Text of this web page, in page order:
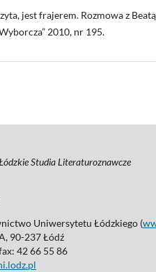
jest frajerem. Rozmowa z
2010, nr 195.
Studia Literaturoznawcze
Uniwersytetu Łódzkiego (
90-237 Łódź
42 66 55 86